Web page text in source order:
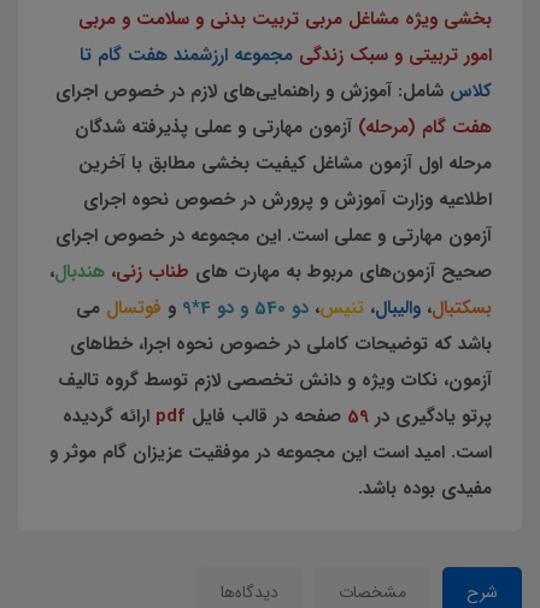
بخشی ویژه مشاغل مربی تربیت بدنی و سلامت و مربی
امور تربیتی و سبک زندگی مجموعه ارزشمند هفت گام تا
کلاس شامل: آموزش و راهنمایی‌های لازم در خصوص اجرای
هفت گام (مرحله) آزمون مهارتی و عملی پذیرفته شدگان
مرحله اول آزمون مشاغل کیفیت بخشی مطابق با آخرین
اطلاعیه وزارت آموزش و پرورش در خصوص نحوه اجرای
آزمون مهارتی و عملی است. این مجموعه در خصوص اجرای
صحیح آزمون‌های مربوط به مهارت های طناب زنی، هندبال،
بسکتبال، والیبال، تنیس، دو 540 و دو 4*9 و فوتسال می
باشد که توضیحات کاملی در خصوص نحوه اجرا، خطاهای
آزمون، نکات ویژه و دانش تخصصی لازم توسط گروه تالیف
پرتو یادگیری در 59 صفحه در قالب فایل pdf ارائه گردیده
است. امید است این مجموعه در موفقیت عزیزان گام موثر و
مفیدی بوده باشد.
شرح مشخصات دیدگاه‌ها